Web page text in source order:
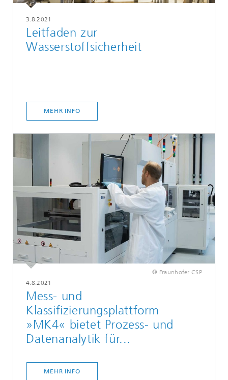
3.8.2021
Leitfaden zur
Wasserstoffsicherheit
MEHR INFO
© Fraunhofer CSP
4.8.2021
Mess- und
Klassifizierungsplattform
»MK4« bietet Prozess- und
Datenanalytik für...
MEHR INFO